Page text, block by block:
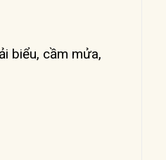
biểu, cầm mửa,